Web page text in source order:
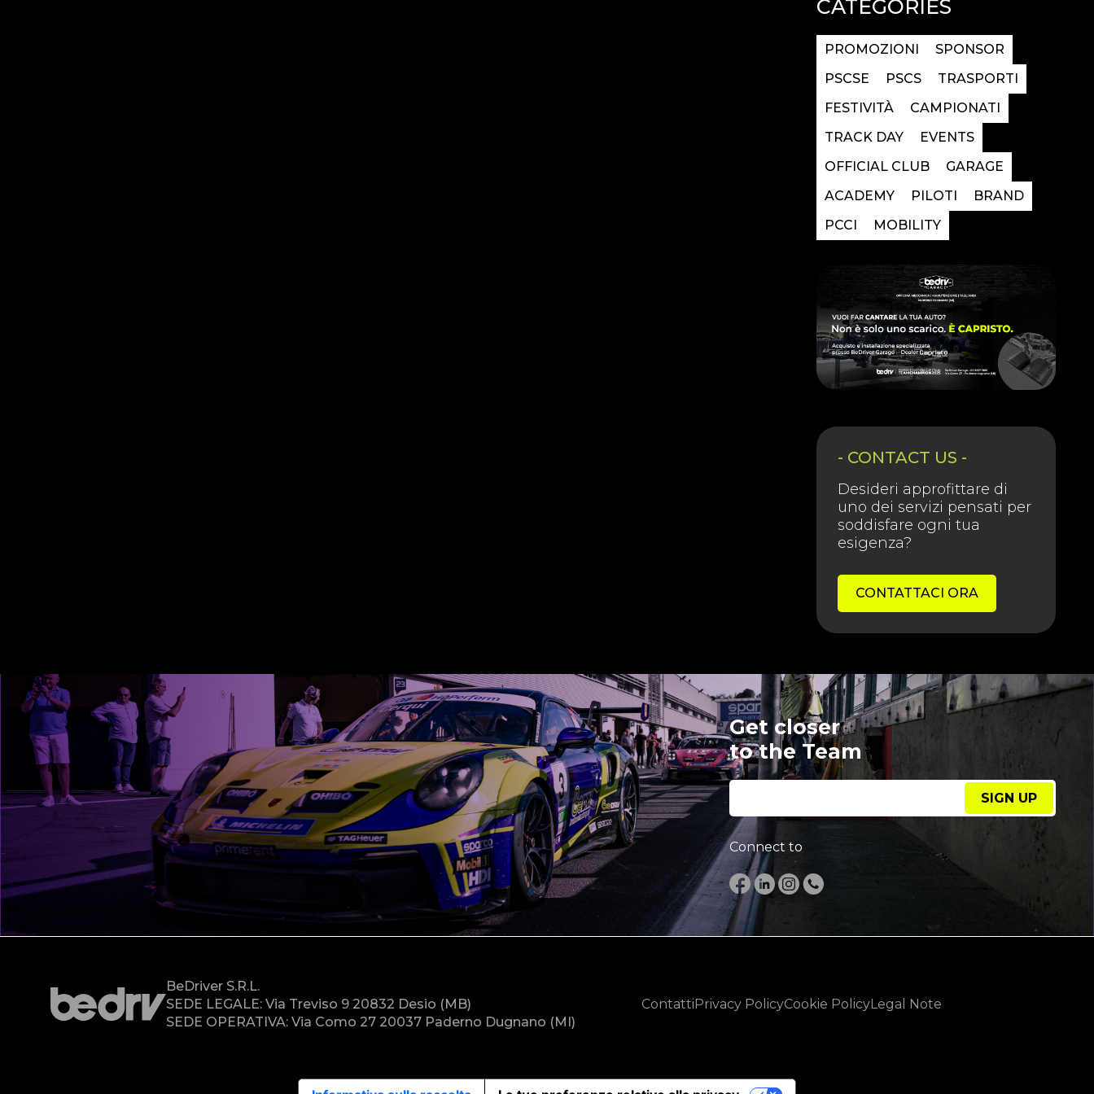
CATEGORIES
PROMOZIONI
SPONSOR
PSCSE
PSCS
TRASPORTI
FESTIVITÀ
CAMPIONATI
TRACK DAY
EVENTS
OFFICIAL CLUB
GARAGE
ACADEMY
PILOTI
BRAND
PCCI
MOBILITY
- CONTACT US -
Desideri approfittare di
uno dei servizi pensati per
soddisfare ogni tua
esigenza?
CONTATTACI ORA
Get closer
to the Team
SIGN UP
Connect to
BeDriver S.r.l.
SEDE LEGALE: Via Treviso 9 20832 Desio (MB)
SEDE OPERATIVA: Via Como 27 20037 Paderno Dugnano (MI)
ContattiPrivacy PolicyCookie PolicyLegal Note